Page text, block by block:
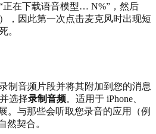
正在下载语音模型… N%”，然后
，因此第一次点击麦克风时出现短
。
制音频片段并将其附加到您的消息
选择录制音频。适用于 iPhone、
。与那些会听取您录音的应用（例
然契合。